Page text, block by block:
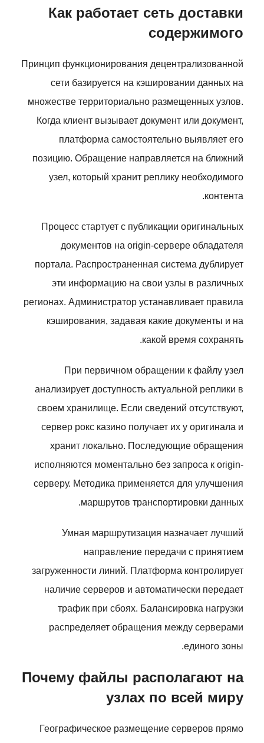
Как работает сеть доставки
содержимого
Принцип функционирования децентрализованной
сети базируется на кэшировании данных на
множестве территориально размещенных узлов.
Когда клиент вызывает документ или документ,
платформа самостоятельно выявляет его
позицию. Обращение направляется на ближний
узел, который хранит реплику необходимого
контента.
Процесс стартует с публикации оригинальных
документов на origin-сервере обладателя
портала. Распространенная система дублирует
эти информацию на свои узлы в различных
регионах. Администратор устанавливает правила
кэширования, задавая какие документы и на
какой время сохранять.
При первичном обращении к файлу узел
анализирует доступность актуальной реплики в
своем хранилище. Если сведений отсутствуют,
сервер рокс казино получает их у оригинала и
хранит локально. Последующие обращения
исполняются моментально без запроса к origin-
серверу. Методика применяется для улучшения
маршрутов транспортировки данных.
Умная маршрутизация назначает лучший
направление передачи с принятием
загруженности линий. Платформа контролирует
наличие серверов и автоматически передает
трафик при сбоях. Балансировка нагрузки
распределяет обращения между серверами
единого зоны.
Почему файлы располагают на
узлах по всей миру
Географическое размещение серверов прямо